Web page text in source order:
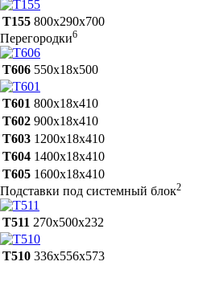
Т155 800х290х700
Перегородки6
Т606 550х18х500
Т601 800х18х410
Т602 900х18х410
Т603 1200х18х410
Т604 1400х18х410
Т605 1600х18х410
Подставки под системный блок2
Т511 270х500х232
Т510 336х556х573